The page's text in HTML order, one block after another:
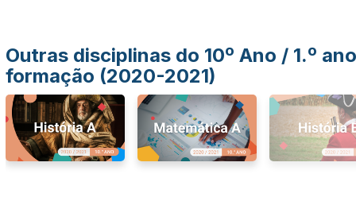
Outras disciplinas do 10º Ano / 1.º ano
formação (2020-2021)